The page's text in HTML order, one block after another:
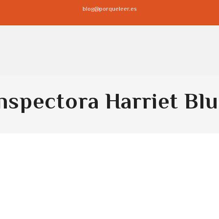
blog@porqueleer.es
Harriet